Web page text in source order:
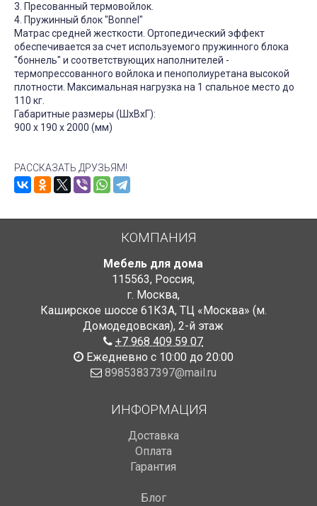
3. Пресованный термовойлок.
4. Пружинный блок "Bonnel"
Матрас средней жесткости. Ортопедический эффект
обеспечивается за счет используемого пружинного блока
"боннель" и соответствующих наполнителей -
термопрессованного войлока и пенополиуретана высокой
плотности. Максимальная нагрузка на 1 спальное место до
110 кг.
Габаритные размеры (ШхВхГ):
900 x 190 x 2000 (мм)
РАССКАЗАТЬ ДРУЗЬЯМ!
КОМПАНИЯ
Мебель для дома
115563, Россия,
г. Москва,
Каширское шоссе 61К3А, ТЦ «Москва» (м.
Домодедовская), 2-й этаж
+7 968 409 59 07
Ежедневно с 10:00 до 20:00
89853837397@mail.ru
ИНФОРМАЦИЯ
Доставка
Оплата
Гарантия
Блог